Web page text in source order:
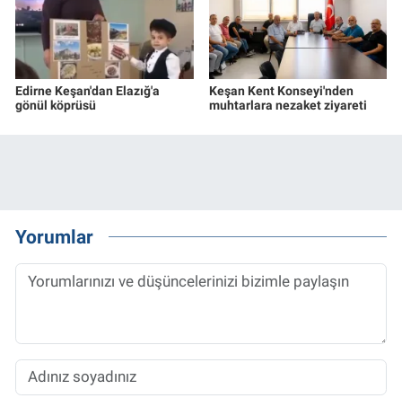
Edirne Keşan'dan Elazığ'a
gönül köprüsü
Keşan Kent Konseyi'nden
muhtarlara nezaket ziyareti
Yorumlar